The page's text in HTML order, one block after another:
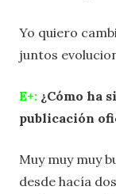
Yo quiero
juntos
E+: ¿Cómo ha
publicación
Muy muy muy
desde hacía